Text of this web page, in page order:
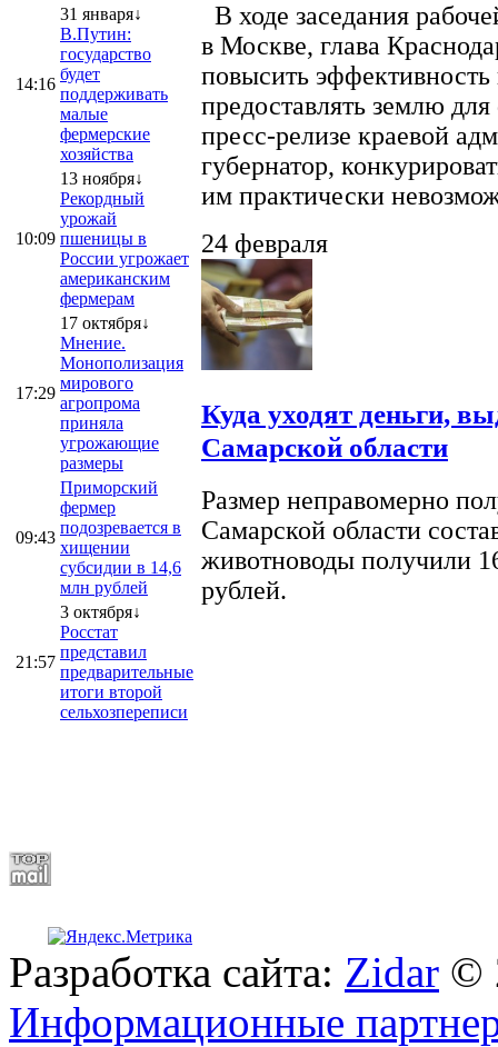
14:16
31 января↓
В.Путин:
государство
будет
поддерживать
малые
фермерские
хозяйства
10:09
13 ноября↓
Рекордный
урожай
пшеницы в
России угрожает
американским
фермерам
17:29
17 октября↓
Мнение.
Монополизация
мирового
агропрома
приняла
угрожающие
размеры
09:43
Приморский
фермер
подозревается в
хищении
субсидии в 14,6
млн рублей
21:57
3 октября↓
Росстат
представил
предварительные
итоги второй
сельхозпереписи
В ходе заседания
в Москве, глава
повысить эффективность
предоставлять землю
пресс-релизе краевой
губернатор,
им практически
24 февраля
Куда уходят деньги,
Самарской области
Размер неправомерно
Самарской области
животноводы получили
рублей.
Разработка сайта: Zidar ©
Информационные